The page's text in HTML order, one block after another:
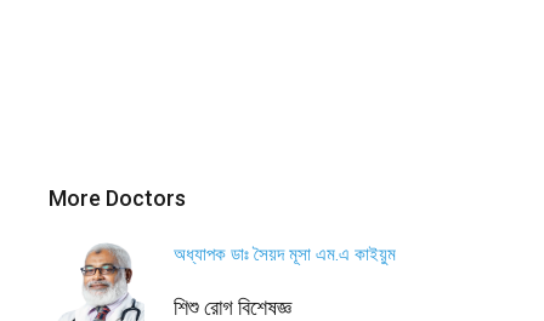
More Doctors
অধ্যাপক ডাঃ সৈয়দ মূসা এম.এ কাইয়ুম
শিশু রোগ বিশেষজ্ঞ